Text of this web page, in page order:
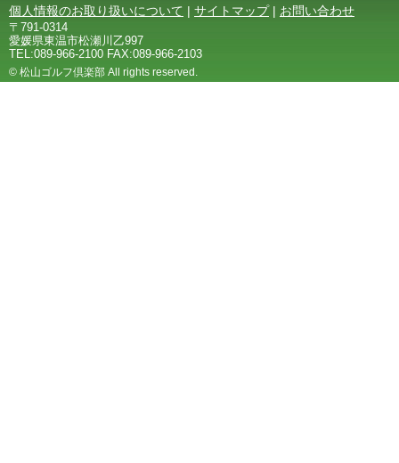
個人情報のお取り扱いについて | サイトマップ | お問い合わせ
〒791-0314
愛媛県東温市松瀬川乙997
TEL:089-966-2100 FAX:089-966-2103
© 松山ゴルフ倶楽部 All rights reserved.